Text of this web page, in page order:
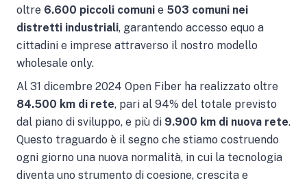
oltre 6.600 piccoli comuni e 503 comuni nei
distretti industriali, garantendo accesso equo a
cittadini e imprese attraverso il nostro modello
wholesale only.
Al 31 dicembre 2024 Open Fiber ha realizzato oltre
84.500 km di rete, pari al 94% del totale previsto
dal piano di sviluppo, e più di 9.900 km di nuova rete.
Questo traguardo è il segno che stiamo costruendo
ogni giorno una nuova normalità, in cui la tecnologia
diventa uno strumento di coesione, crescita e